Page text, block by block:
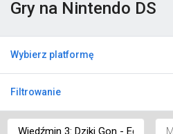
Gry na Nintendo DS
Wybierz platformę
Filtrowanie